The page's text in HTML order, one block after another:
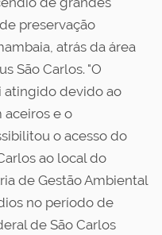
preservação
atrás da área
São Carlos. "O
atingido devido ao
e o
o acesso do
ao local do
de Gestão Ambiental
no período de
de São Carlos